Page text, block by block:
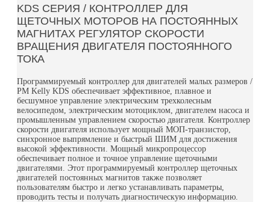
KDS СЕРИЯ / КОНТРОЛЛЕР ДЛЯ
ЩЕТОЧНЫХ МОТОРОВ НА ПОСТОЯННЫХ
МАГНИТАХ РЕГУЛЯТОР СКОРОСТИ
ВРАЩЕНИЯ ДВИГАТЕЛЯ ПОСТОЯННОГО
ТОКА
Программируемый контроллер для двигателей малых размеров /
PM Kelly KDS обеспечивает эффективное, плавное и
бесшумное управление электрическим трехколесным
велосипедом, электрическим мотоциклом, двигателем насоса и
промышленным управлением скоростью двигателя. Контроллер
скорости двигателя использует мощный МОП-транзистор,
синхронное выпрямление и быстрый ШИМ для достижения
высокой эффективности. Мощный микропроцессор
обеспечивает полное и точное управление щеточными
двигателями. Этот программируемый контроллер щеточных
двигателей постоянных магнитов также позволяет
пользователям быстро и легко устанавливать параметры,
проводить тесты и получать диагностическую информацию.